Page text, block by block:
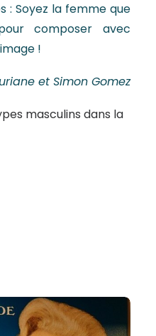
: Soyez la femme que
composer avec
!
et Simon Gomez
masculins dans la